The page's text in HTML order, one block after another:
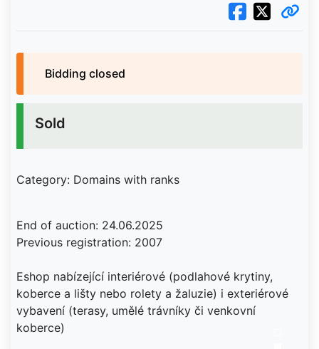
Bidding closed
Sold
Category: Domains with ranks
End of auction: 24.06.2025
Previous registration: 2007
Eshop nabízející interiérové (podlahové krytiny,
koberce a lišty nebo rolety a žaluzie) i exteriérové
vybavení (terasy, umělé trávníky či venkovní
koberce)